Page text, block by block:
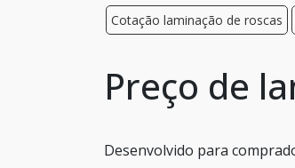
Cotação laminação de roscas
Preço de
Desenvolvido para